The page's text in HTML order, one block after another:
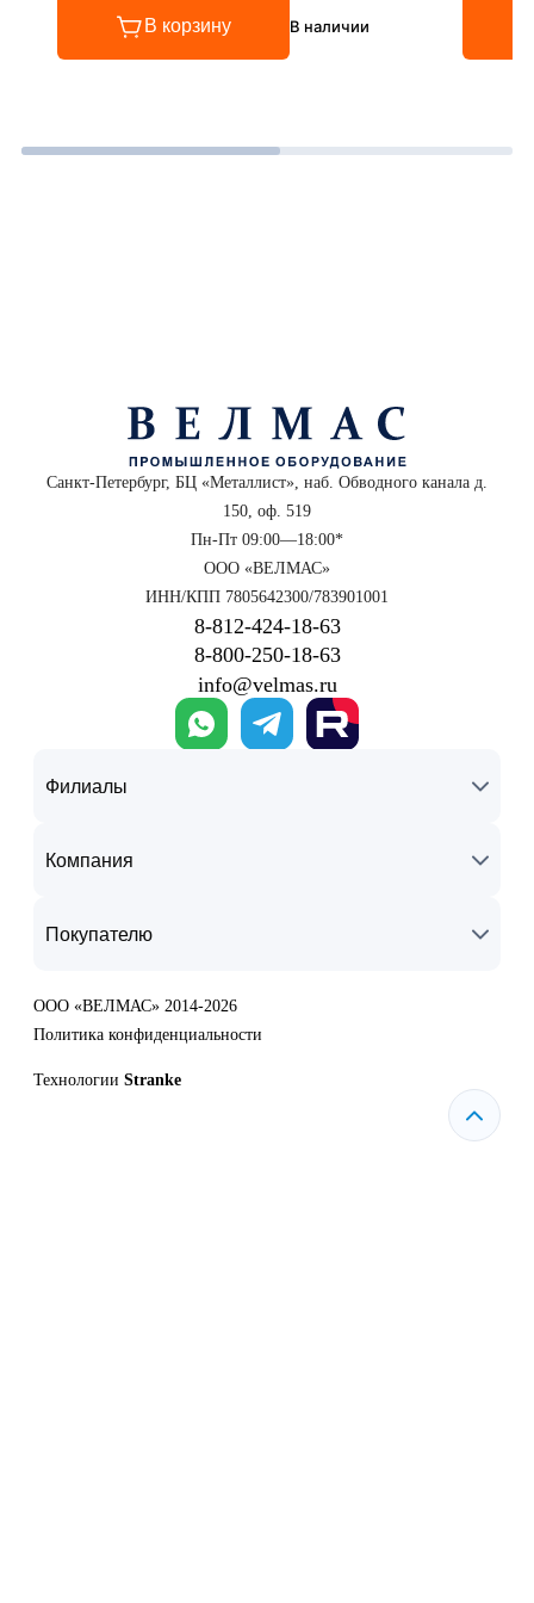
В корзину В наличии
Санкт-Петербург, БЦ «Металлист», наб. Обводного канала д.
150, оф. 519
Пн-Пт 09:00—18:00*
ООО «ВЕЛМАС»
ИНН/КПП 7805642300/783901001
8‑812‑424‑18‑63
8‑800‑250‑18‑63
info@velmas.ru
Филиалы
Компания
Покупателю
ООО «ВЕЛМАС» 2014-2026
Политика конфиденциальности
Технологии Stranke